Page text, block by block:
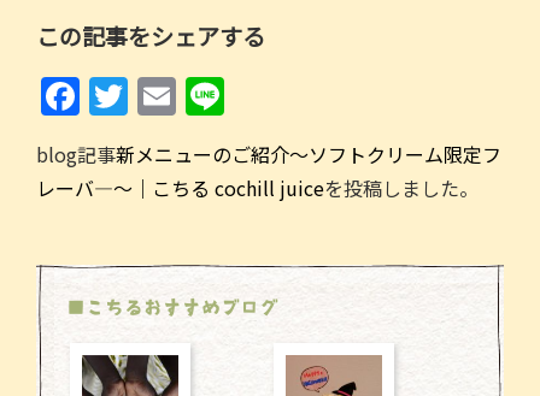
る
この記事をシェアする
F
a
c
e
b
o
o
k
T
w
itt
er
E
ai
l
n
e
blog記事新メニューのご紹介～ソフトクリーム限定フ
レーバ―～｜こちる cochill juiceを投稿しました。
■こちるおすすめブログ
ョ
ン